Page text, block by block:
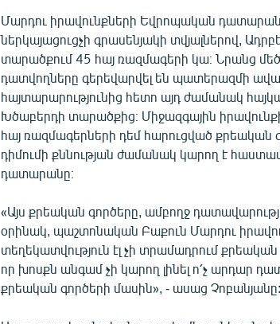
Մարդու իրավունքների Եվրոպական
ներկայացուցչի գրասենյակի տվյալներով,
տարածքում 45 հայ ռազմագերի կա։ Նրանց
դատվողները գերեվարվել են պատերազմի
հայտարարությունից հետո այդ ժամանակ
Խծաբերդի տարածքից։ Միջազգային
հայ ռազմագերների դեմ հարուցված քրեական
դիմումի քննության ժամանակ կարող է
դատարանը։
«Այս քրեական գործերը, ամբողջ
օրինակ, պաշտոնական Բաքուն Մարդու
տեղեկատվություն էլ չի տրամադրում քրեական
որ խոսքն անգամ չի կարող լինել ո՛չ արդար
քրեական գործերի մասին», - ասաց Չոբանյանը: